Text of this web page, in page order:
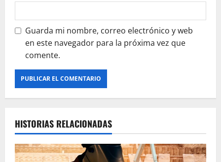
Guarda mi nombre, correo electrónico y web
en este navegador para la próxima vez que
comente.
HISTORIAS RELACIONADAS